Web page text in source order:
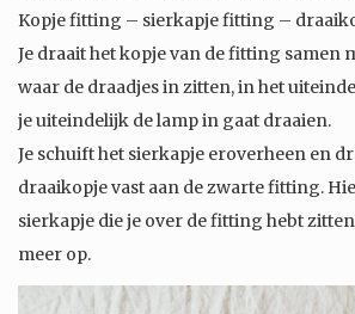
Kopje fitting – sierkapje fitting –
Je draait het kopje van de fitting samen
waar de draadjes in zitten, in het
je uiteindelijk de lamp in gaat draaien.
Je schuift het sierkapje eroverheen en
draaikopje vast aan de zwarte fitting.
sierkapje die je over de fitting hebt
meer op.